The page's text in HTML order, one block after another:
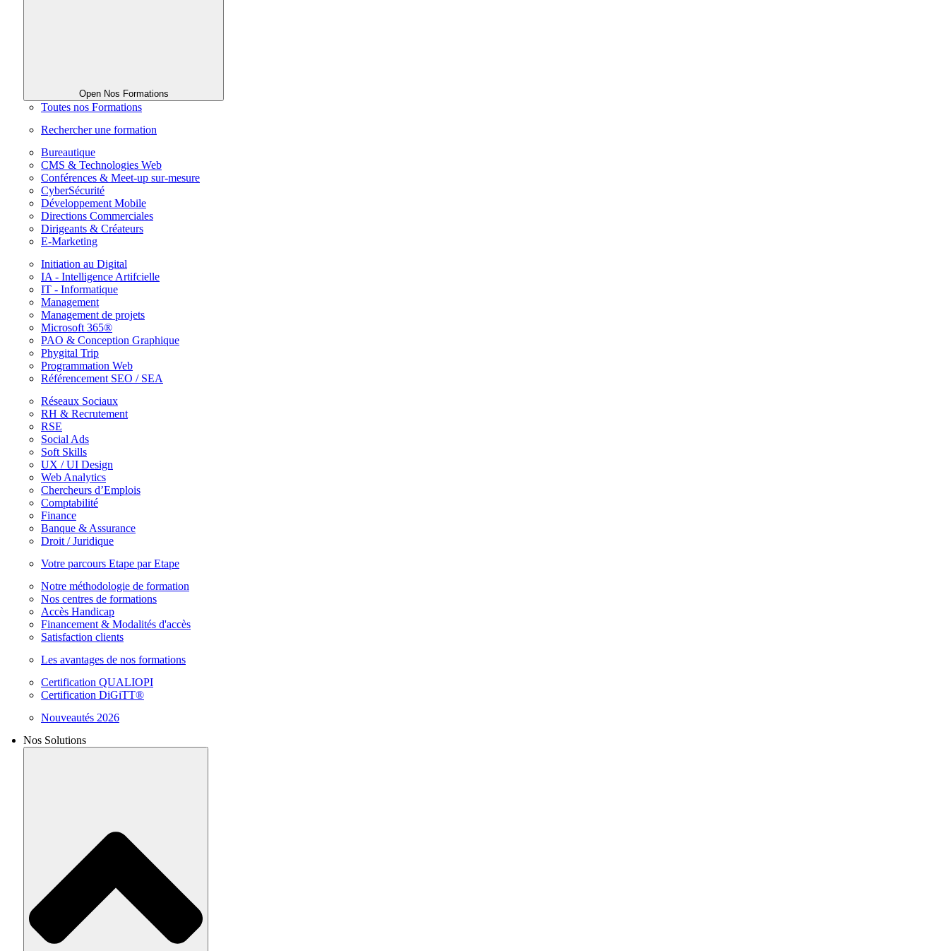
Open Nos Formations
Toutes nos Formations
Rechercher une formation
Bureautique
CMS & Technologies Web
Conférences & Meet-up sur-mesure
CyberSécurité
Développement Mobile
Directions Commerciales
Dirigeants & Créateurs
E-Marketing
Initiation au Digital
IA - Intelligence Artifcielle
IT - Informatique
Management
Management de projets
Microsoft 365®
PAO & Conception Graphique
Phygital Trip
Programmation Web
Référencement SEO / SEA
Réseaux Sociaux
RH & Recrutement
RSE
Social Ads
Soft Skills
UX / UI Design
Web Analytics
Chercheurs d’Emplois
Comptabilité
Finance
Banque & Assurance
Droit / Juridique
Votre parcours Etape par Etape
Notre méthodologie de formation
Nos centres de formations
Accès Handicap
Financement & Modalités d'accès
Satisfaction clients
Les avantages de nos formations
Certification QUALIOPI
Certification DiGiTT®
Nouveautés 2026
Nos Solutions